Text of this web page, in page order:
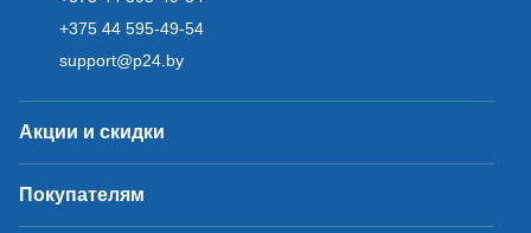
+375 44 595-49-54
support@p24.by
Акции и скидки
Покупателям